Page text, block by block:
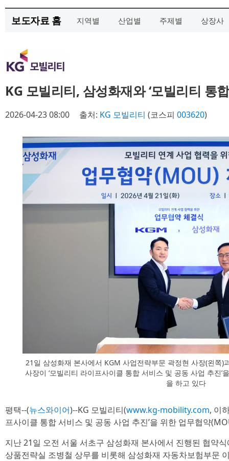
보도자료 홈 지역별 산업별 주제별 상장사
KG 모빌리티, 삼성화재와 ‘모빌리티 통
2026-04-23 08:00 출처: KG 모빌리티 (코스피 003620)
21일 삼성화재 본사에서 KGM 사업전략부문 곽정현 사장(왼쪽)
사장이 ‘모빌리티 라이프사이클 통합 서비스 및 공동 사업 추진
을 하고 있다
평택--(뉴스와이어)--KG 모빌리티(www.kg-mobility.com, 이
프사이클 통합 서비스 및 공동 사업 추진’을 위한 업무협약
지난 21일 오전 서울 서초구 삼성화재 본사에서 진행된 협약
상품전략실 조병철 상무를 비롯해 삼성화재 자동차보험부문